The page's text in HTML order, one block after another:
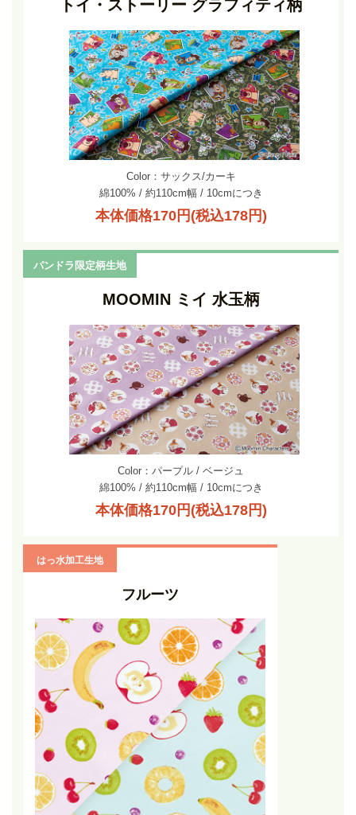
トイ・ストーリー グラフィティ柄
Color：サックス/カーキ
綿100% / 約110cm幅 / 10cmにつき
本体価格170円(税込178円)
パンドラ限定柄生地
MOOMIN ミイ 水玉柄
Color：パープル / ベージュ
綿100% / 約110cm幅 / 10cmにつき
本体価格170円(税込178円)
はっ水加工生地
フルーツ